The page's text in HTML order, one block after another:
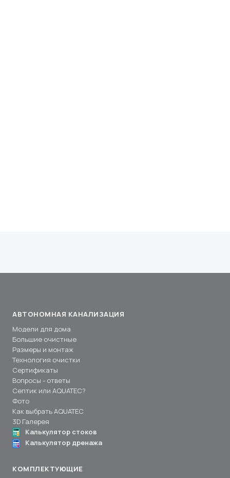
АВТОНОМНАЯ КАНАЛИЗАЦИЯ
Модели для дома
Большие очистные
Размеры и монтаж
Технология очистки
Сертификаты
Вопросы - ответы
Септик или AQUATEC?
Фото
Как выбрать AQUATEC
3D Галерея
Калькулятор стоков
Калькулятор дренажа
КОМПЛЕКТУЮЩИЕ